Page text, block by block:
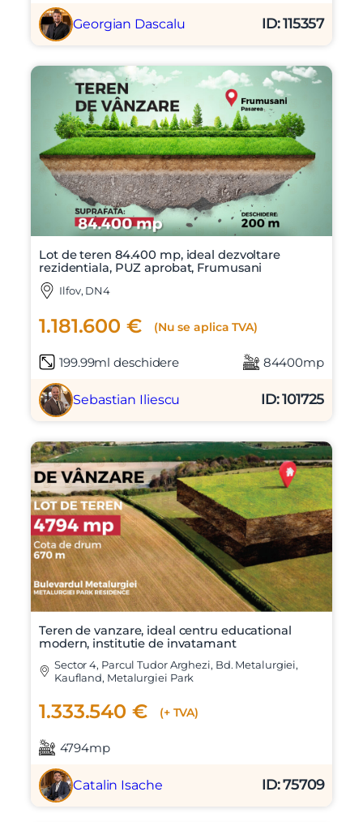
Georgian Dascalu ID: 115357
Lot de teren 84.400 mp, ideal dezvoltare
rezidentiala, PUZ aprobat, Frumusani
Ilfov, DN4
1.181.600 € (Nu se aplica TVA)
199.99ml deschidere 84400mp
Sebastian Iliescu ID: 101725
Teren de vanzare, ideal centru educational
modern, institutie de invatamant
Sector 4, Parcul Tudor Arghezi, Bd. Metalurgiei,
Kaufland, Metalurgiei Park
1.333.540 € (+ TVA)
4794mp
Catalin Isache ID: 75709